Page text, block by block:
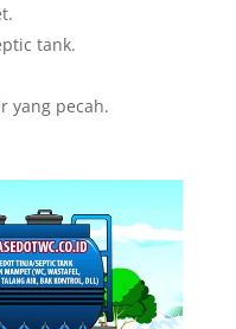
tank.
yang pecah.